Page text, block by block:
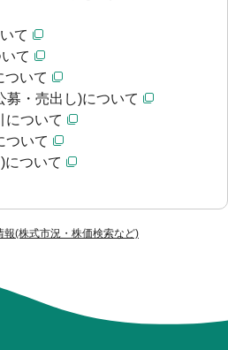
報(株式市況・株価検索など)
て
て
ついて
募・売出し)について
について
ついて
について